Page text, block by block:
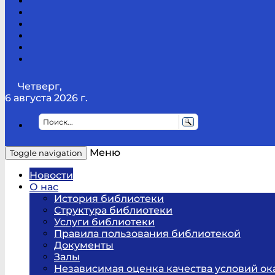
Четверг,
6 августа 2026 г.
Toggle navigation
Меню
Новости
О нас
История библиотеки
Структура библиотеки
Услуги библиотеки
Правила пользования библиотекой
Документы
Залы
Независимая оценка качества условий